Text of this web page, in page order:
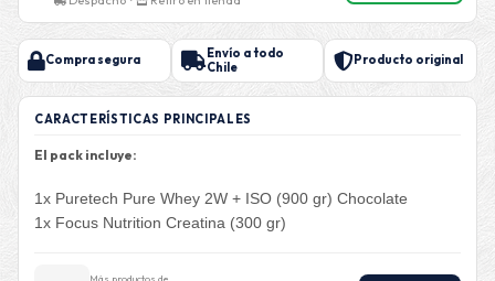
Compra segura
Envío a todo
Chile
Producto original
CARACTERÍSTICAS PRINCIPALES
El pack incluye:
1x Puretech Pure Whey 2W + ISO (900 gr) Chocolate
1x Focus Nutrition Creatina (300 gr)
Más productos de